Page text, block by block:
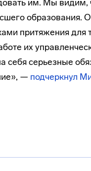
им. Мы
образования.
притяжения для
их
себя серьезные
— подчеркнул